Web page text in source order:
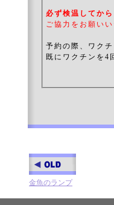
必ず検温してか
ご協力をお願い
予約の際、ワク
既にワクチンを4
金魚のランプ